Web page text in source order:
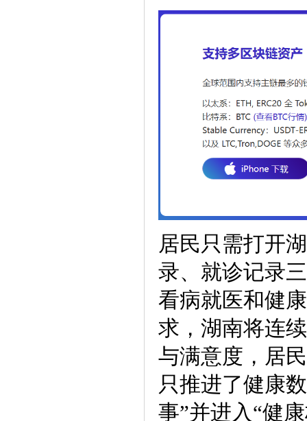
居民只需打开
录、就诊记录
看病就医和健
求，湖南将连
与满意度，居
只推进了健康
事”并进入“健